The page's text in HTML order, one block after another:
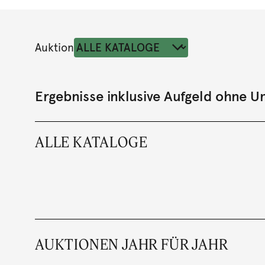
Auktion
Ergebnisse inklusive Aufgeld ohne
ALLE KATALOGE
AUKTIONEN JAHR FÜR JAHR